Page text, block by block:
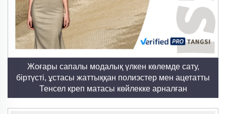
Жоғары сапалы модалық үлкен көлемде сату,
біртүсті, ұстасы жаттыққан полиэстер мен ацетатты
Тенсел креп матасы көйлекке арналған